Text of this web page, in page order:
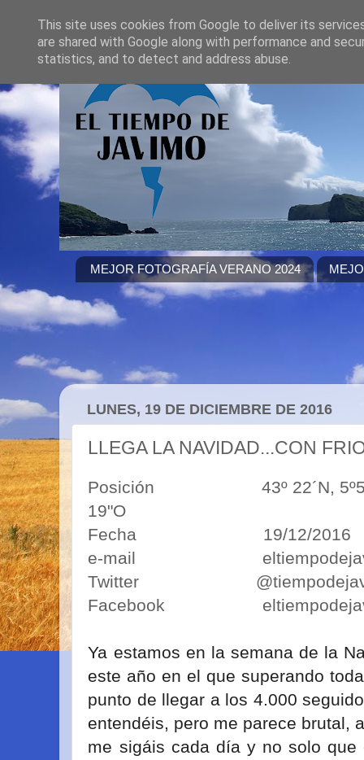
MEJOR FOTOGRAFÍA VERANO 2024
LUNES, 19 DE DICIEMBRE DE 2016
LLEGA LA NAVIDAD...CON
Posición 43º 22´N, 5º50´O
19"O
Fecha 19/12/2016
e-mail
Twitter
Facebook
Ya estamos en la semana de la
este año en el que superando
punto de llegar a los 4.000
entendéis, pero me parece brutal,
me sigáis cada día y no solo
This site uses cookies from Google to deliver its
are shared with Google along with performance and
statistics, and to detect and address abuse.